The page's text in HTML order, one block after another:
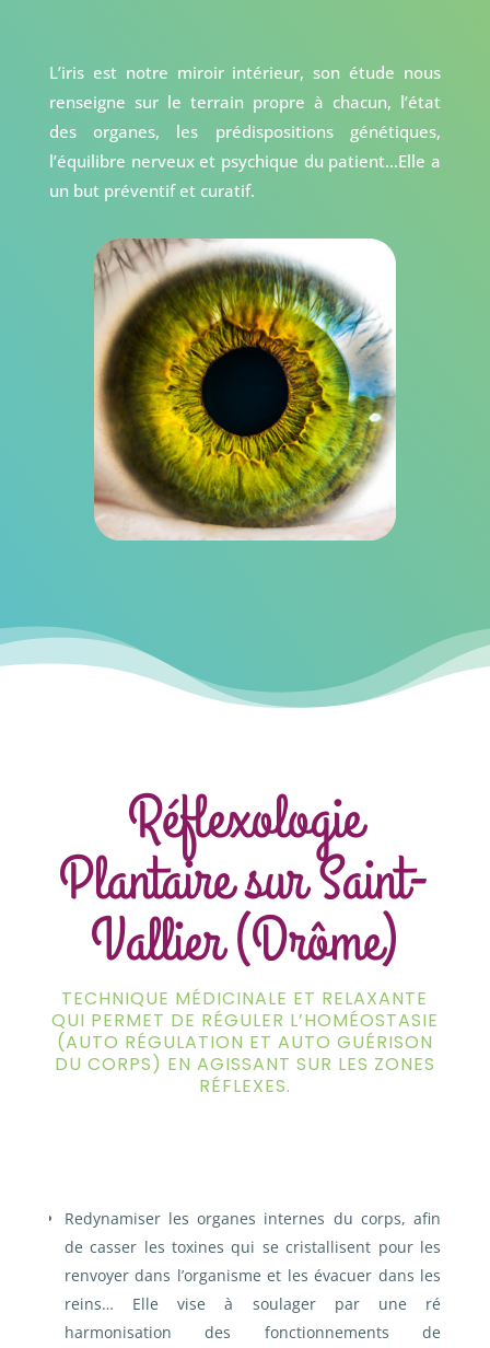
L’iris est notre miroir intérieur, son étude nous
renseigne sur le terrain propre à chacun, l’état
des organes, les prédispositions génétiques,
l’équilibre nerveux et psychique du patient…Elle a
un but préventif et curatif.
Réflexologie
Plantaire sur Saint-
Vallier (Drôme)
TECHNIQUE MÉDICINALE ET RELAXANTE
QUI PERMET DE RÉGULER L’HOMÉOSTASIE
(AUTO RÉGULATION ET AUTO GUÉRISON
DU CORPS) EN AGISSANT SUR LES ZONES
RÉFLEXES.
Redynamiser les organes internes du corps, afin
de casser les toxines qui se cristallisent pour les
renvoyer dans l’organisme et les évacuer dans les
reins… Elle vise à soulager par une ré
harmonisation des fonctionnements de